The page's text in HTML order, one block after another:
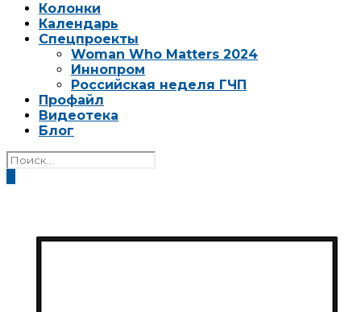
Колонки
Календарь
Спецпроекты
Woman Who Matters 2024
Иннопром
Российская неделя ГЧП
Профайл
Видеотека
Блог